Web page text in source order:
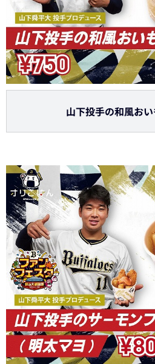
山下投手の和風お